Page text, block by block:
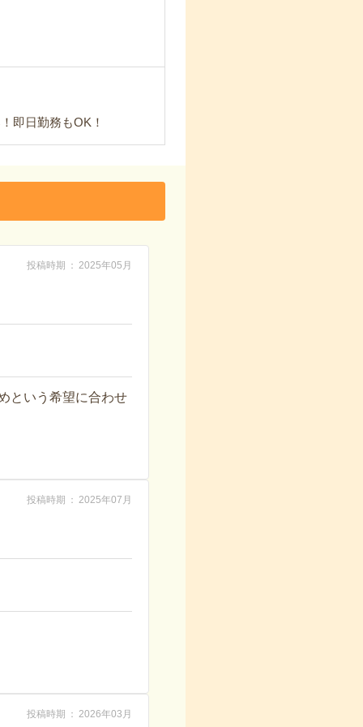
日勤務もOK！
投稿時期 2025年05月
という希望に合わせ
投稿時期 2025年07月
投稿時期 2026年03月